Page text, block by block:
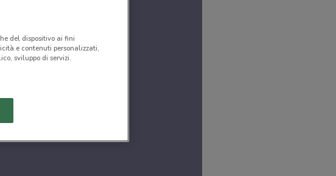
del dispositivo ai fini
e contenuti personalizzati,
sviluppo di servizi.